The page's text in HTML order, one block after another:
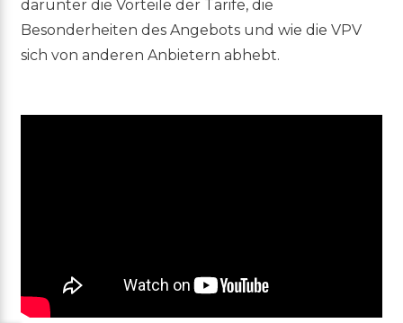
darunter die Vorteile der Tarife, die
Besonderheiten des Angebots und wie die VPV
sich von anderen Anbietern abhebt.